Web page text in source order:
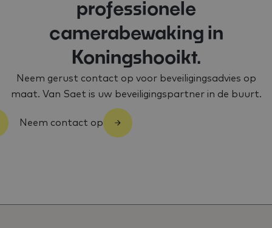
professionele
camerabewaking in
Koningshooikt.
Neem gerust contact op voor beveiligingsadvies op
maat. Van Saet is uw beveiligingspartner in de buurt.
Neem contact op